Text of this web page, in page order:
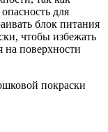
для
блок питания
чтобы избежать
на поверхности